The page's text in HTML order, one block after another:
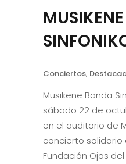
Conciertos,
Musikene Banda
sábado 22 de
en el auditorio de
concierto
Fundación Ojos